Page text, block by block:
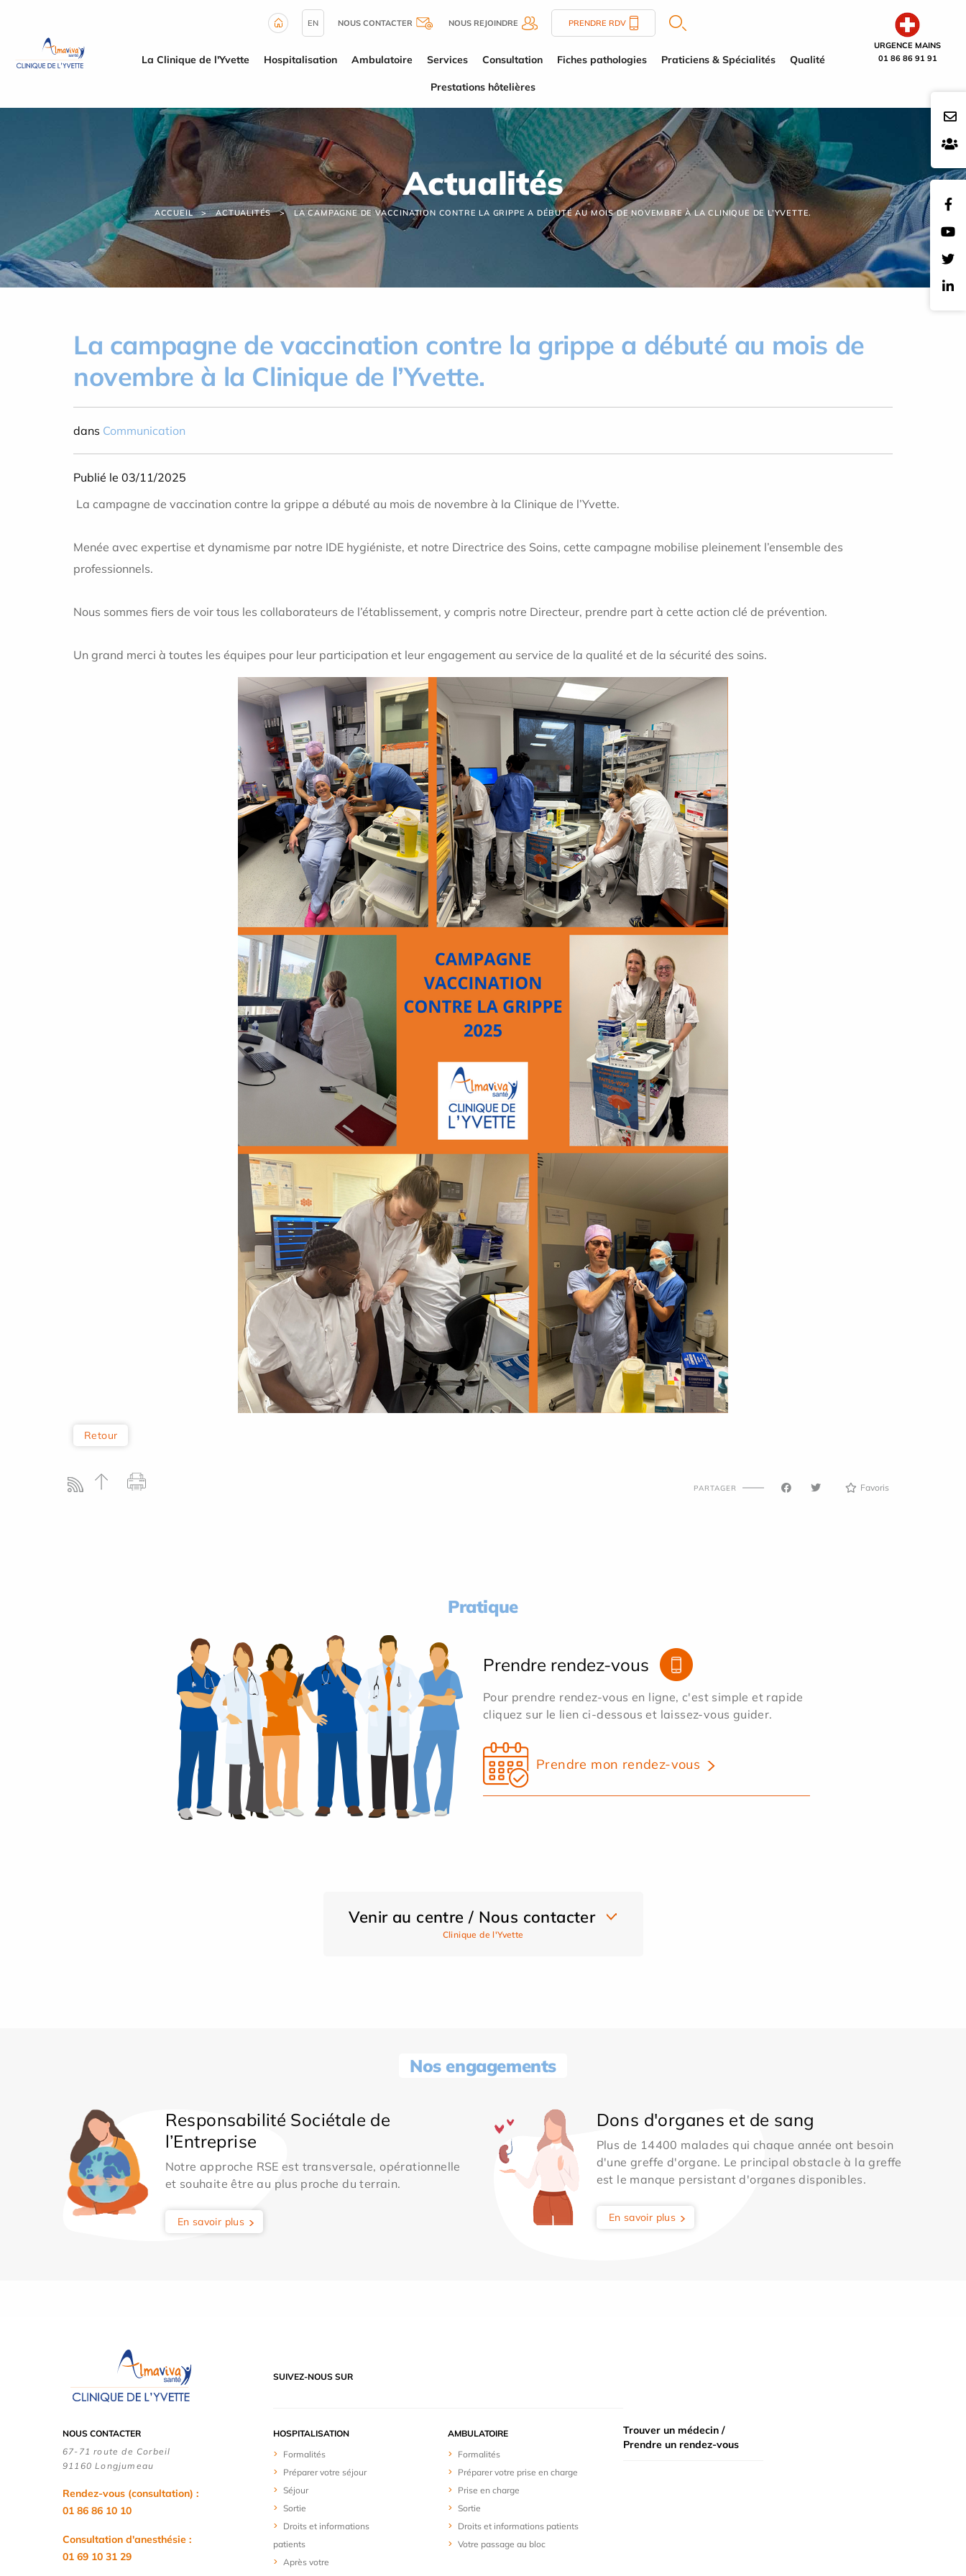
URGENCE MAINS
01 86 86 91 91
EN NOUS CONTACTER NOUS REJOINDRE PRENDRE RDV
La Clinique de l'Yvette Hospitalisation Ambulatoire Services Consultation Fiches pathologies Praticiens & Spécialités Qualité
Prestations hôtelières
Actualités
ACCUEIL ACTUALITÉS LA CAMPAGNE DE VACCINATION CONTRE LA GRIPPE A DÉBUTÉ AU MOIS DE NOVEMBRE À LA CLINIQUE DE L’YVETTE.
La campagne de vaccination contre la grippe a débuté au mois de
novembre à la Clinique de l’Yvette.
dans Communication
Publié le 03/11/2025
La campagne de vaccination contre la grippe a débuté au mois de novembre à la Clinique de l’Yvette.
Menée avec expertise et dynamisme par notre IDE hygiéniste, et notre Directrice des Soins, cette campagne mobilise pleinement l’ensemble des
professionnels.
Nous sommes fiers de voir tous les collaborateurs de l’établissement, y compris notre Directeur, prendre part à cette action clé de prévention.
Un grand merci à toutes les équipes pour leur participation et leur engagement au service de la qualité et de la sécurité des soins.
Retour
PARTAGER Favoris
Pratique
Prendre rendez-vous
Pour prendre rendez-vous en ligne, c'est simple et rapide
cliquez sur le lien ci-dessous et laissez-vous guider.
Prendre mon rendez-vous
Venir au centre / Nous contacter
Clinique de l'Yvette
Nos engagements
Responsabilité Sociétale de
l’Entreprise
Notre approche RSE est transversale, opérationnelle
et souhaite être au plus proche du terrain.
En savoir plus
Dons d'organes et de sang
Plus de 14400 malades qui chaque année ont besoin
d'une greffe d'organe. Le principal obstacle à la greffe
est le manque persistant d'organes disponibles.
En savoir plus
SUIVEZ-NOUS SUR
NOUS CONTACTER
67-71 route de Corbeil
91160 Longjumeau
Rendez-vous (consultation) :
01 86 86 10 10
Consultation d'anesthésie :
01 69 10 31 29
HOSPITALISATION
Formalités
Préparer votre séjour
Séjour
Sortie
Droits et informations
patients
Après votre
AMBULATOIRE
Formalités
Préparer votre prise en charge
Prise en charge
Sortie
Droits et informations patients
Votre passage au bloc
Trouver un médecin /
Prendre un rendez-vous